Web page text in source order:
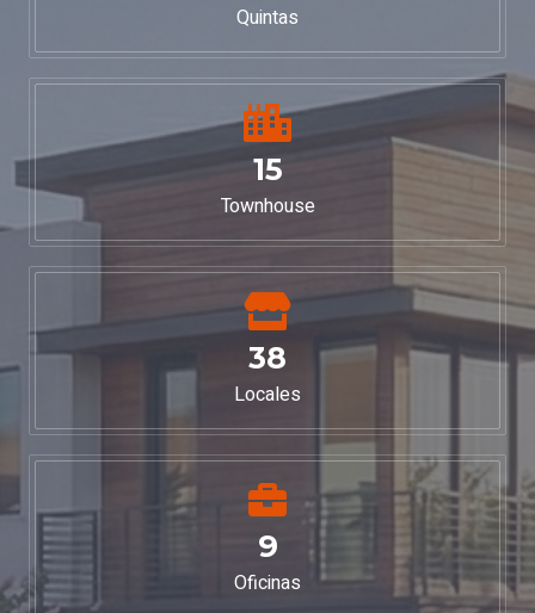
Quintas
15
Townhouse
38
Locales
9
Oficinas